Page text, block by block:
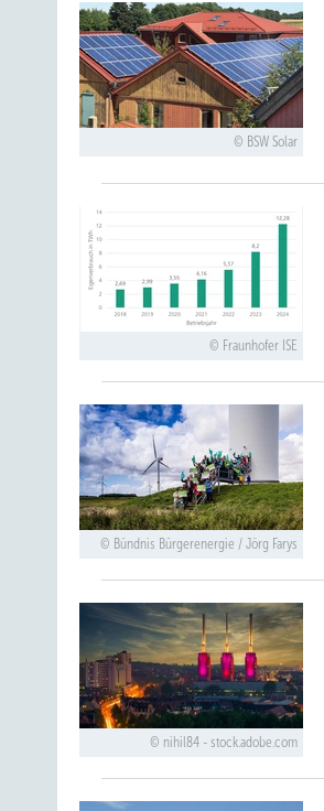
BSW Solar
Fraunhofer ISE
Bündnis Bürgerenergie / Jörg Farys
nihil84 - stock.adobe.com